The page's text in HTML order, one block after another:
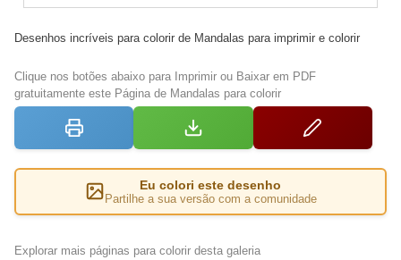
Desenhos incríveis para colorir de Mandalas para imprimir e colorir
Clique nos botões abaixo para Imprimir ou Baixar em PDF
gratuitamente este Página de Mandalas para colorir
Eu colori este desenho
Partilhe a sua versão com a comunidade
Explorar mais páginas para colorir desta galeria